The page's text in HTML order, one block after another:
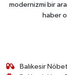
modernizmi bir
haber
Balıkesir
Sındırgı